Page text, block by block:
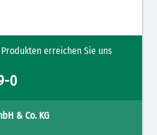
(weiß)
weiß mit schwarzem
weiß schwarz schraffiert)
erreichen Sie uns
0
& Co. KG